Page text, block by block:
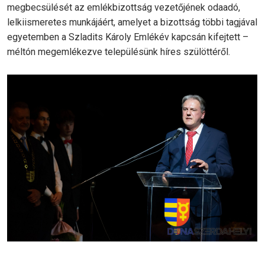
megbecsülését az emlékbizottság vezetőjének odaadó,
lelkiismeretes munkájáért, amelyet a bizottság többi tagjával
egyetemben a Szladits Károly Emlékév kapcsán kifejtett –
méltón megemlékezve településünk híres szülöttéről.